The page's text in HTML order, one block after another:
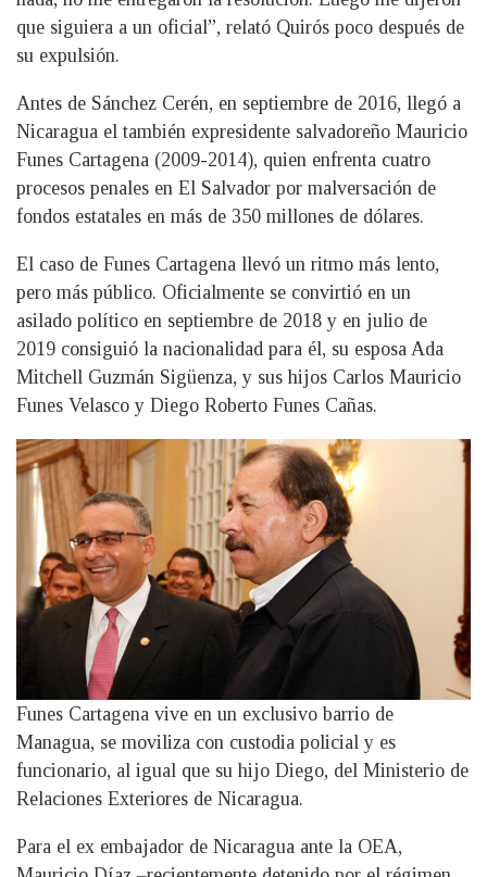
que siguiera a un oficial”, relató Quirós poco después de
su expulsión.
Antes de Sánchez Cerén, en septiembre de 2016, llegó a
Nicaragua el también expresidente salvadoreño Mauricio
Funes Cartagena (2009-2014), quien enfrenta cuatro
procesos penales en El Salvador por malversación de
fondos estatales en más de 350 millones de dólares.
El caso de Funes Cartagena llevó un ritmo más lento,
pero más público. Oficialmente se convirtió en un
asilado político en septiembre de 2018 y en julio de
2019 consiguió la nacionalidad para él, su esposa Ada
Mitchell Guzmán Sigüenza, y sus hijos Carlos Mauricio
Funes Velasco y Diego Roberto Funes Cañas.
Funes Cartagena vive en un exclusivo barrio de
Managua, se moviliza con custodia policial y es
funcionario, al igual que su hijo Diego, del Ministerio de
Relaciones Exteriores de Nicaragua.
Para el ex embajador de Nicaragua ante la OEA,